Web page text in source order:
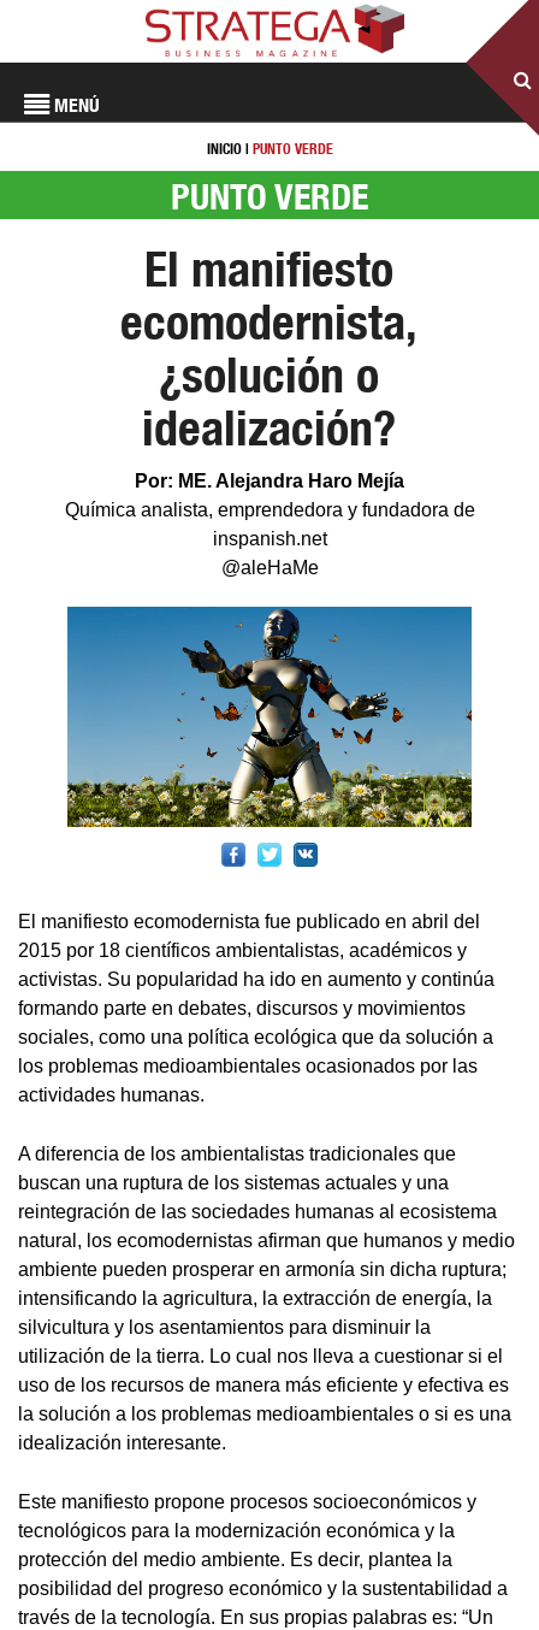
MENÚ
INICIO| PUNTO VERDE
PUNTO VERDE
El manifiesto
ecomodernista,
¿solución o
idealización?
Por: ME. Alejandra Haro Mejía
Química analista, emprendedora y fundadora de
inspanish.net
@aleHaMe
El manifiesto ecomodernista fue publicado en abril del
2015 por 18 científicos ambientalistas, académicos y
activistas. Su popularidad ha ido en aumento y continúa
formando parte en debates, discursos y movimientos
sociales, como una política ecológica que da solución a
los problemas medioambientales ocasionados por las
actividades humanas.
A diferencia de los ambientalistas tradicionales que
buscan una ruptura de los sistemas actuales y una
reintegración de las sociedades humanas al ecosistema
natural, los ecomodernistas afirman que humanos y medio
ambiente pueden prosperar en armonía sin dicha ruptura;
intensificando la agricultura, la extracción de energía, la
silvicultura y los asentamientos para disminuir la
utilización de la tierra. Lo cual nos lleva a cuestionar si el
uso de los recursos de manera más eficiente y efectiva es
la solución a los problemas medioambientales o si es una
idealización interesante.
Este manifiesto propone procesos socioeconómicos y
tecnológicos para la modernización económica y la
protección del medio ambiente. Es decir, plantea la
posibilidad del progreso económico y la sustentabilidad a
través de la tecnología. En sus propias palabras es: “Un